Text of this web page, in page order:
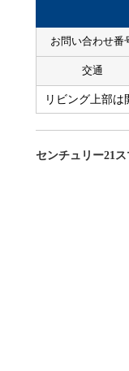
お問い合わせ番
交通
リビング上部
センチュリー21